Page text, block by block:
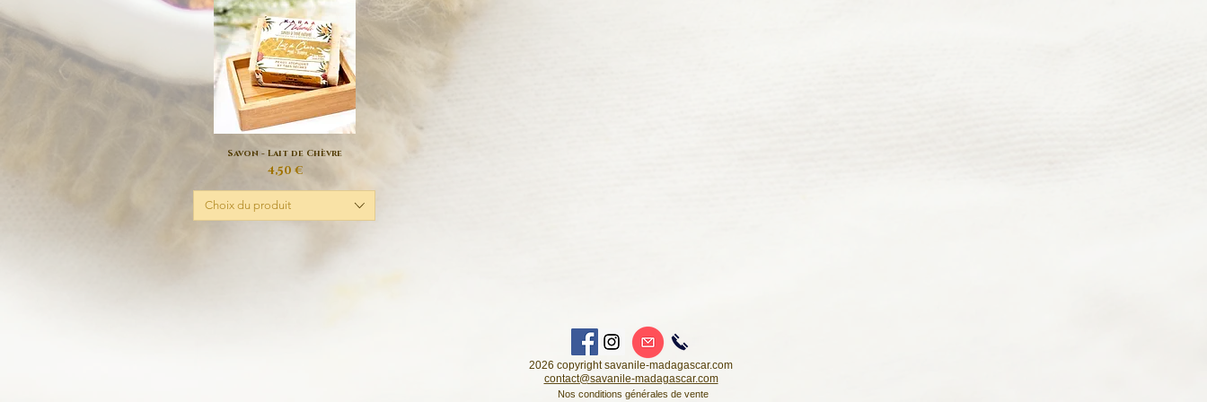
Aperçu rapide
Savon - Lait de Chèvre
Prix
4,50 €
Choix du produit
2026 copyright savanile-madagascar.com
contact@savanile-madagascar.com
Nos conditions générales de vente